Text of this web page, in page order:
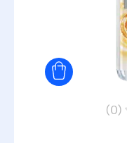
(0)